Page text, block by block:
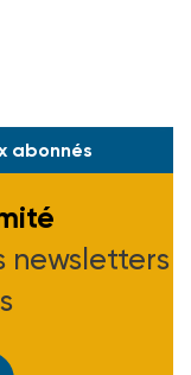
abonnés
newsletters